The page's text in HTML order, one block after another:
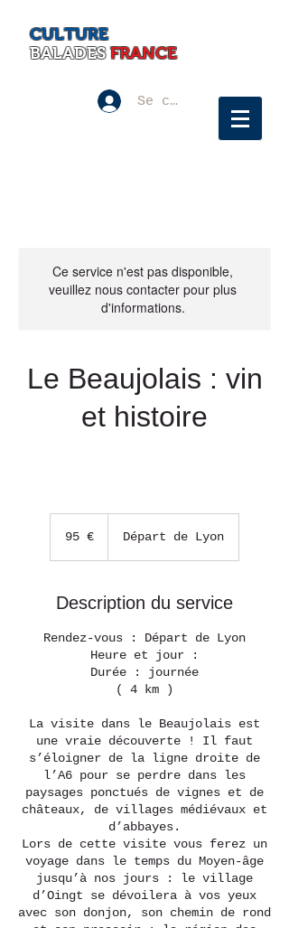
CULTURE
BALADES FRANCE
Se connecter
Ce service n'est pas disponible,
veuillez nous contacter pour plus
d'informations.
Le Beaujolais : vin
et histoire
95 € Départ de Lyon
Description du service
Rendez-vous : Départ de Lyon
Heure et jour :
Durée : journée
( 4 km )
La visite dans le Beaujolais est
une vraie découverte ! Il faut
s’éloigner de la ligne droite de
l’A6 pour se perdre dans les
paysages ponctués de vignes et de
châteaux, de villages médiévaux et
d’abbayes.
Lors de cette visite vous ferez un
voyage dans le temps du Moyen-âge
jusqu’à nos jours : le village
d’Oingt se dévoilera à vos yeux
avec son donjon, son chemin de rond